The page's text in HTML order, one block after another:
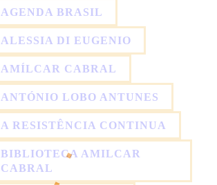
AGENDA BRASIL
ALESSIA DI EUGENIO
AMÍLCAR CABRAL
ANTÓNIO LOBO ANTUNES
A RESISTÊNCIA CONTINUA
BIBLIOTECA AMILCAR
CABRAL